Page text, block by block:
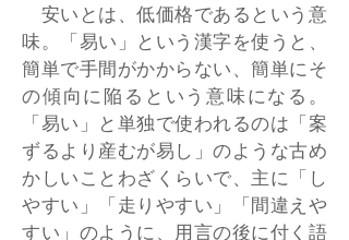
安いとは、低価格であるという意
味。「易い」という漢字を使うと、
簡単で手間がかからない、簡単にそ
の傾向に陥るという意味になる。
「易い」と単独で使われるのは「案
ずるより産むが易し」のような古め
かしいことわざくらいで、主に「し
やすい」「走りやすい」「間違えや